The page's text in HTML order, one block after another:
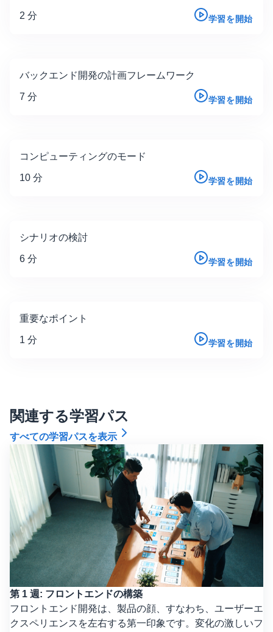
2 分 学習を開始
バックエンド開発の計画フレームワーク
7 分 学習を開始
コンピューティングのモード
10 分 学習を開始
シナリオの検討
6 分 学習を開始
重要なポイント
1 分 学習を開始
関連する学習パス
すべての学習パスを表示
第 1 週: フロントエンドの構築
フロントエンド開発は、製品の顔、すなわち、ユーザーエ
クスペリエンスを左右する第一印象です。変化の激しいフ